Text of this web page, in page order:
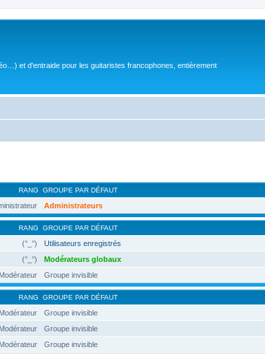
et d'entraide pour les guitaristes francophones, entièrement
RANG GROUPE PAR DÉFAUT
Administrateurs
RANG GROUPE PAR DÉFAUT
(°_°) Utilisateurs enregistrés
(°_°)
Modérateurs globaux
Modérateur
Groupe invisible
RANG GROUPE PAR DÉFAUT
Modérateur Groupe invisible
Modérateur
Groupe invisible
Modérateur
Groupe invisible